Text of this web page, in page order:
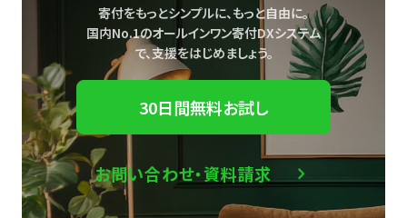
寄付をもっとシンプルに、もっと自由に。
国内No.1のオールインワン寄付DXシステム
で、支援をはじめましょう。
30日間無料お試し
お問い合わせ・資料請求